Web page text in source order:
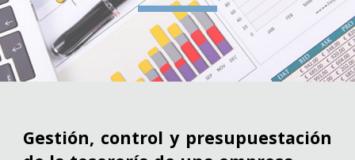
Gestión, control y presupuestación